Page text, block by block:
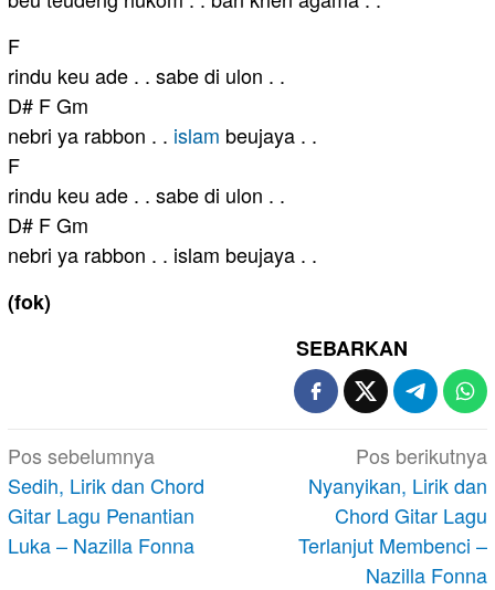
F
rindu keu ade . . sabe di ulon . .
D# F Gm
nebri ya rabbon . . islam beujaya . .
F
rindu keu ade . . sabe di ulon . .
D# F Gm
nebri ya rabbon . . islam beujaya . .
(fok)
SEBARKAN
Navigasi
pos
Pos sebelumnya
Sedih, Lirik dan Chord
Gitar Lagu Penantian
Luka – Nazilla Fonna
Pos berikutnya
Nyanyikan, Lirik dan
Chord Gitar Lagu
Terlanjut Membenci –
Nazilla Fonna